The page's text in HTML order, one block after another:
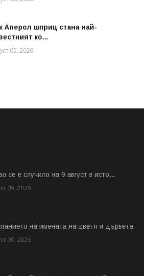
Аперол шприц стана най-
ко...
05, 2026
се е случило на 9 август в исто...
09, 2026
на имената на цветя и дървета
09, 2026